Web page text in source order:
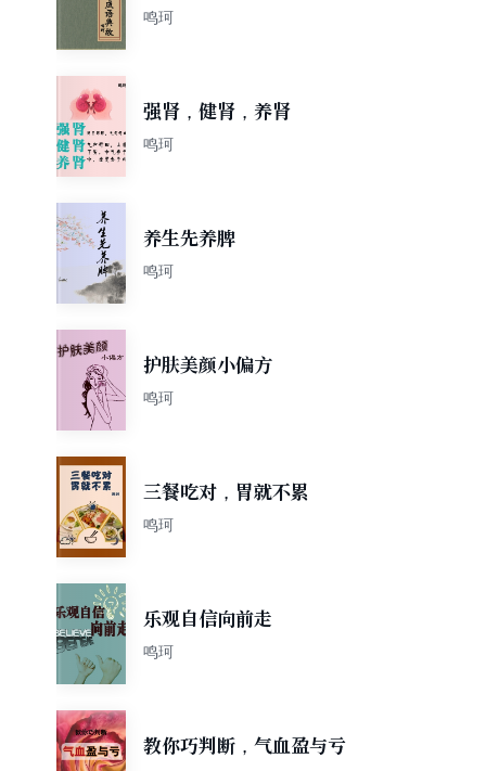
鸣珂
强肾，健肾，养肾
鸣珂
养生先养脾
鸣珂
护肤美颜小偏方
鸣珂
三餐吃对，胃就不累
鸣珂
乐观自信向前走
鸣珂
教你巧判断，气血盈与亏